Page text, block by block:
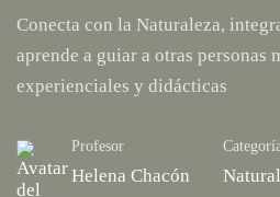
Conecta con la Naturaleza,
aprende a guiar a otras personas
experienciales y didácticas
Profesor
Helena Chacón